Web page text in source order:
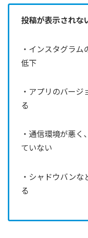
投稿が表示されな
・インスタグラ
低下
・アプリのバー
る
・通信環境が悪
ていない
・シャドウバン
る